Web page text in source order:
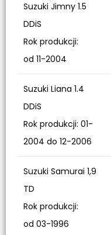
Suzuki Jimny 1.5
DDiS
Rok produkcji:
od 11-2004
Suzuki Liana 1.4
DDiS
Rok produkcji: 01-
2004 do 12-2006
Suzuki Samurai 1,9
TD
Rok produkcji:
od 03-1996